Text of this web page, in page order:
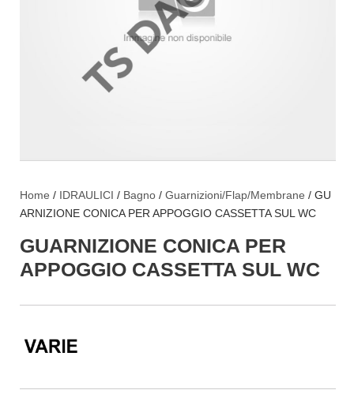
Home / IDRAULICI / Bagno / Guarnizioni/Flap/Membrane / GU
ARNIZIONE CONICA PER APPOGGIO CASSETTA SUL WC
GUARNIZIONE CONICA PER
APPOGGIO CASSETTA SUL WC